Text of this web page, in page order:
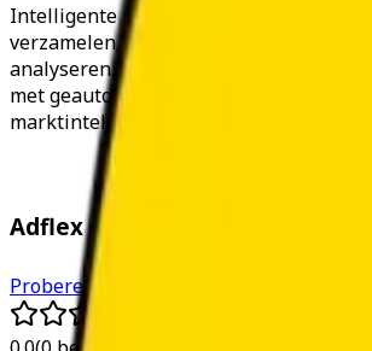
Intelligente marktanalysetools die
verzamelen, trends volgen en
analyseren. Neem datagedreven
met geautomatiseerd onderzoek en
marktintelligentie.
Adflex
Proberen Adflex